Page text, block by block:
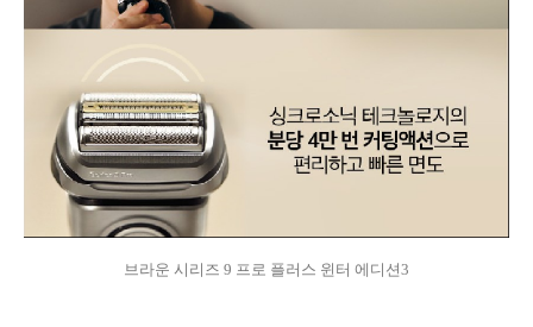
브라운 시리즈 9 프로 플러스 윈터 에디션3